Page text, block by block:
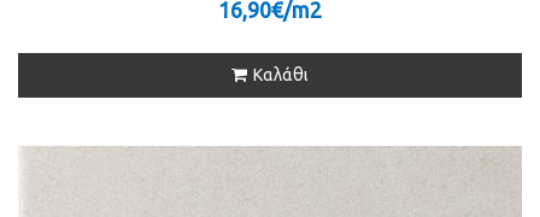
16,90€/m2
Καλάθι